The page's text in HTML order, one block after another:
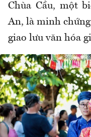
Chùa Cầu, một
An, là minh chứng
giao lưu văn hóa